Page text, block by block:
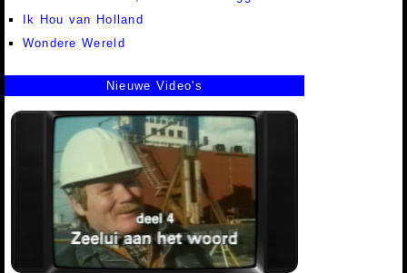
Ik Hou van Holland
Wondere Wereld
Nieuwe Video's